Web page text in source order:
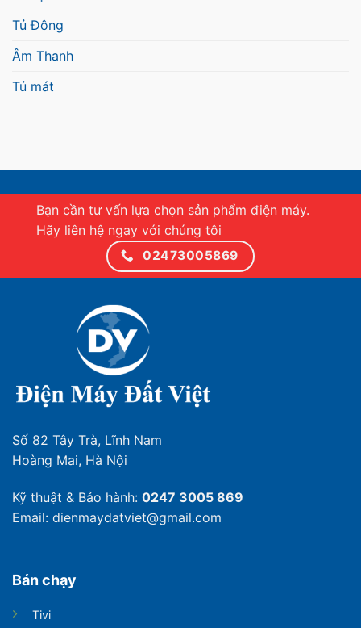
Tủ Đông
Âm Thanh
Tủ mát
Bạn cần tư vấn lựa chọn sản phẩm điện máy.
Hãy liên hệ ngay với chúng tôi
02473005869
Số 82 Tây Trà, Lĩnh Nam
Hoàng Mai, Hà Nội
Kỹ thuật & Bảo hành: 0247 3005 869
Email: dienmaydatviet@gmail.com
Bán chạy
Tivi